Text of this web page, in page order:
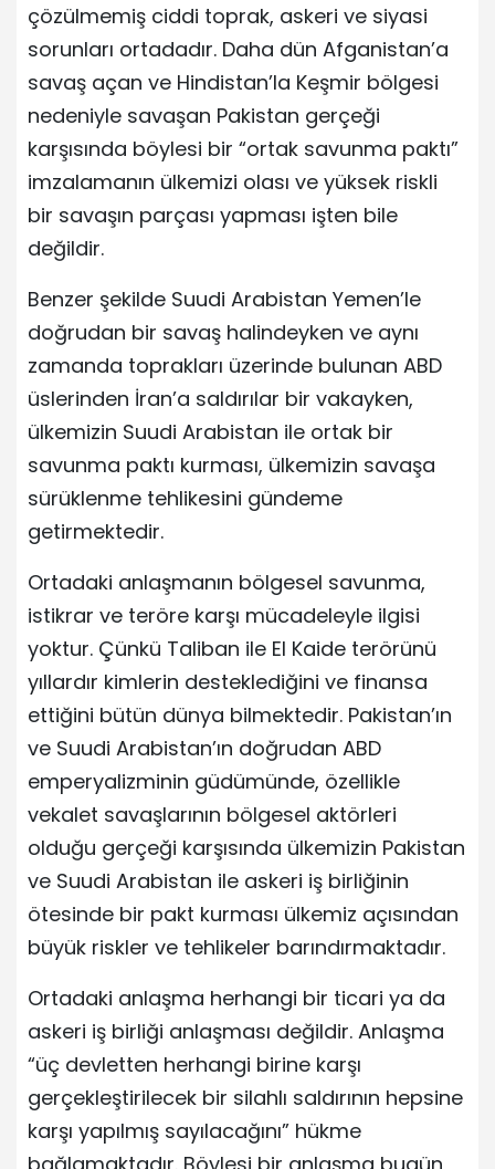
çözülmemiş ciddi toprak, askeri ve siyasi
sorunları ortadadır. Daha dün Afganistan’a
savaş açan ve Hindistan’la Keşmir bölgesi
nedeniyle savaşan Pakistan gerçeği
karşısında böylesi bir “ortak savunma paktı”
imzalamanın ülkemizi olası ve yüksek riskli
bir savaşın parçası yapması işten bile
değildir.
Benzer şekilde Suudi Arabistan Yemen’le
doğrudan bir savaş halindeyken ve aynı
zamanda toprakları üzerinde bulunan ABD
üslerinden İran’a saldırılar bir vakayken,
ülkemizin Suudi Arabistan ile ortak bir
savunma paktı kurması, ülkemizin savaşa
sürüklenme tehlikesini gündeme
getirmektedir.
Ortadaki anlaşmanın bölgesel savunma,
istikrar ve teröre karşı mücadeleyle ilgisi
yoktur. Çünkü Taliban ile El Kaide terörünü
yıllardır kimlerin desteklediğini ve finansa
ettiğini bütün dünya bilmektedir. Pakistan’ın
ve Suudi Arabistan’ın doğrudan ABD
emperyalizminin güdümünde, özellikle
vekalet savaşlarının bölgesel aktörleri
olduğu gerçeği karşısında ülkemizin Pakistan
ve Suudi Arabistan ile askeri iş birliğinin
ötesinde bir pakt kurması ülkemiz açısından
büyük riskler ve tehlikeler barındırmaktadır.
Ortadaki anlaşma herhangi bir ticari ya da
askeri iş birliği anlaşması değildir. Anlaşma
“üç devletten herhangi birine karşı
gerçekleştirilecek bir silahlı saldırının hepsine
karşı yapılmış sayılacağını” hükme